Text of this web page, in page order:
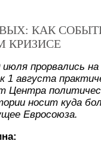
КАК
КРИЗИСЕ
прорвались
августа
Центра
носит куда
Евросоюза.